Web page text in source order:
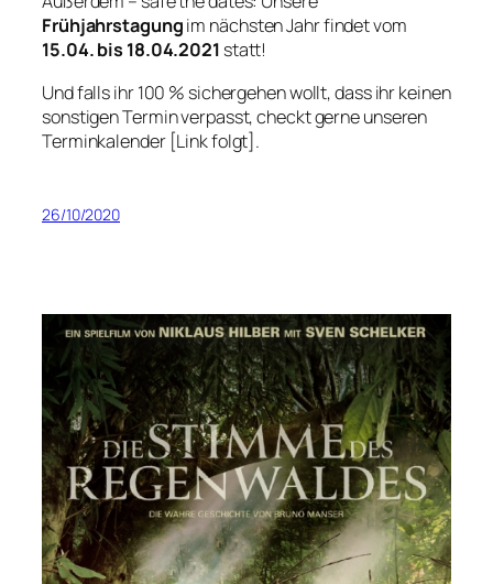
Frühjahrstagungim nächsten Jahr findet vom
15.04. bis 18.04.2021 statt!
Und falls ihr 100 % sichergehen wollt, dass ihr keinen
sonstigen Termin verpasst, checkt gerne unseren
Terminkalender [Link folgt].
26/10/2020